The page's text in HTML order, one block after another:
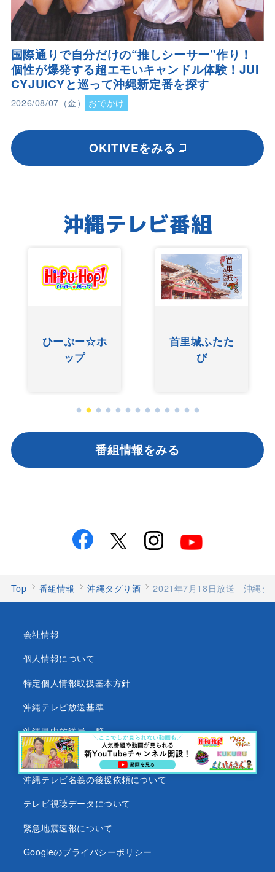
国際通りで自分だけの“推しシーサー”作り！
個性が爆発する超エモいキャンドル体験！JUI
CYJUICYと巡って沖縄新定番を探す
2026/08/07（金） おでかけ
OKITIVEをみる
沖縄テレビ番組
ひーぷー☆ホ
ップ
首里城ふたた
び
番組情報をみる
Top 番組情報 沖縄タグり酒 2021年7月18日放送 沖縄タ
会社情報
個人情報について
特定個人情報取扱基本方針
沖縄テレビ放送基準
沖縄県内放送局一覧
番組審議会
沖縄テレビ名義の後援依頼について
テレビ視聴データについて
緊急地震速報について
Googleのプライバシーポリシー